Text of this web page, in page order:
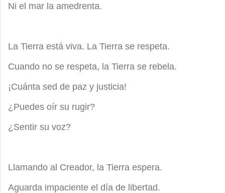
Ni el mar la amedrenta.
La Tierra está viva. La Tierra se respeta.
Cuando no se respeta, la Tierra se rebela.
¡Cuánta sed de paz y justicia!
¿Puedes oír su rugir?
¿Sentir su voz?
Llamando al Creador, la Tierra espera.
Aguarda impaciente el día de libertad.